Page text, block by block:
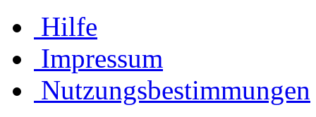
Hilfe
Impressum
Nutzungsbestimmungen